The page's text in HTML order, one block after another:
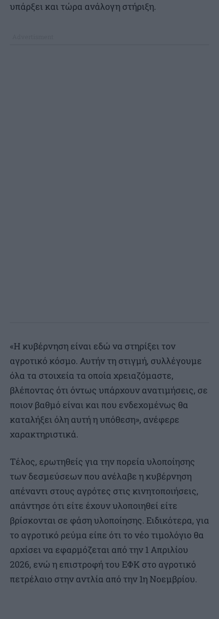
υπάρξει και τώρα ανάλογη στήριξη.
«Η κυβέρνηση είναι εδώ να στηρίξει τον
αγροτικό κόσμο. Αυτήν τη στιγμή, συλλέγουμε
όλα τα στοιχεία τα οποία χρειαζόμαστε,
βλέποντας ότι όντως υπάρχουν ανατιμήσεις, σε
ποιον βαθμό είναι και που ενδεχομένως θα
καταλήξει όλη αυτή η υπόθεση», ανέφερε
χαρακτηριστικά.
Τέλος, ερωτηθείς για την πορεία υλοποίησης
των δεσμεύσεων που ανέλαβε η κυβέρνηση
απέναντι στους αγρότες στις κινητοποιήσεις,
απάντησε ότι είτε έχουν υλοποιηθεί είτε
βρίσκονται σε φάση υλοποίησης. Ειδικότερα, για
το αγροτικό ρεύμα είπε ότι το νέο τιμολόγιο θα
αρχίσει να εφαρμόζεται από την 1 Απριλίου
2026, ενώ η επιστροφή του ΕΦΚ στο αγροτικό
πετρέλαιο στην αντλία από την 1η Νοεμβρίου.